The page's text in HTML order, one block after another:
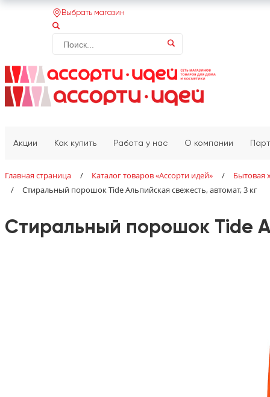
Выбрать магазин
Акции Как купить Работа у нас О компании
Главная страница / Каталог товаров «‎Ассорти идей»‎ / Бытовая
/
Стиральный порошок Tide Альпийская свежесть, автомат, 3 кг
Стиральный порошок Tide